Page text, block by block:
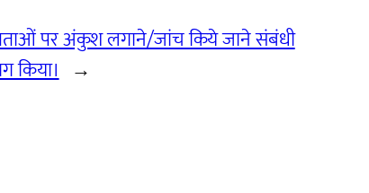
पर अंकुश लगाने/जांच किये जाने संबंधी
किया। →